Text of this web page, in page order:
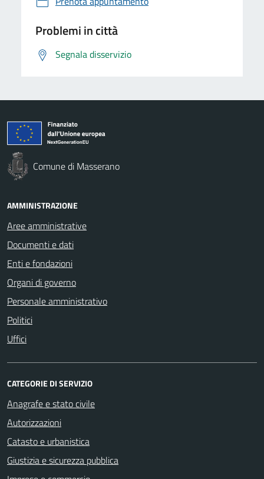
Problemi in città
Segnala disservizio
Comune di Masserano
AMMINISTRAZIONE
Aree amministrative
Documenti e dati
Enti e fondazioni
Organi di governo
Personale amministrativo
Politici
Uffici
CATEGORIE DI SERVIZIO
Anagrafe e stato civile
Autorizzazioni
Catasto e urbanistica
Giustizia e sicurezza pubblica